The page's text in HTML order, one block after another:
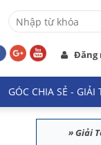
Đăng
GÓC CHIA SẺ - GIẢI
»Giải